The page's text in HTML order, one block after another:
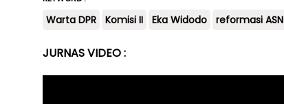
Warta DPR Komisi II Eka Widodo reformasi ASN
JURNAS VIDEO :